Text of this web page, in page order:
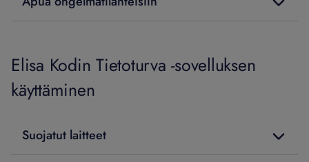
Elisa Kodin Tietoturva -sovelluksen
käyttäminen
Suojatut laitteet